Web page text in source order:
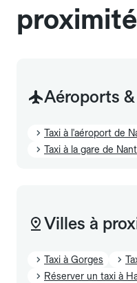
proximité
Aéroports
Taxi à l'aéroport de
Taxi à la gare de
Villes à
Taxi à Gorges
Réserver un taxi à